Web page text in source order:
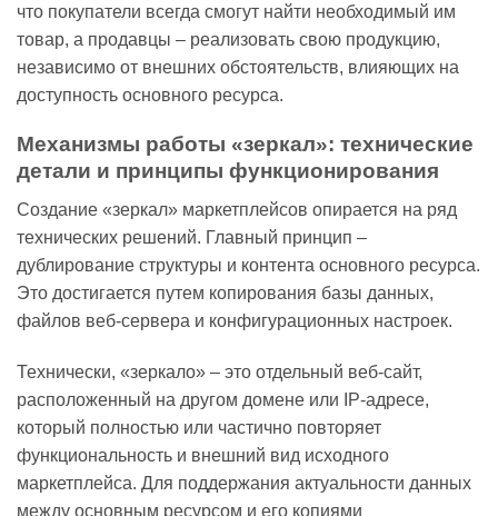
что покупатели всегда смогут найти необходимый им
товар, а продавцы – реализовать свою продукцию,
независимо от внешних обстоятельств, влияющих на
доступность основного ресурса.
Механизмы работы «зеркал»: технические
детали и принципы функционирования
Создание «зеркал» маркетплейсов опирается на ряд
технических решений. Главный принцип –
дублирование структуры и контента основного ресурса.
Это достигается путем копирования базы данных,
файлов веб-сервера и конфигурационных настроек.
Технически, «зеркало» – это отдельный веб-сайт,
расположенный на другом домене или IP-адресе,
который полностью или частично повторяет
функциональность и внешний вид исходного
маркетплейса. Для поддержания актуальности данных
между основным ресурсом и его копиями